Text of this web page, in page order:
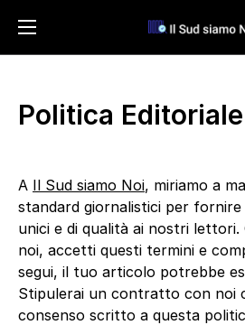
Politica Editoriale
A Il Sud siamo Noi, miriamo a
standard giornalistici per
unici e di qualità ai nostri lettori.
noi, accetti questi termini e
segui, il tuo articolo potrebbe
Stipulerai un contratto con noi
consenso scritto a questa